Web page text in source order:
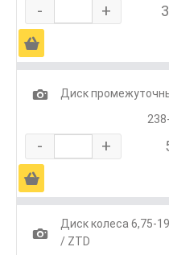
- +
Ä
1
Диск
- +
Ä
1
Диск колеса 6,75-
/ ZTD